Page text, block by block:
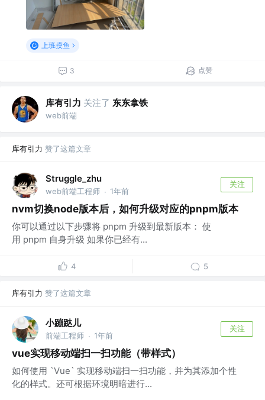
上班摸鱼
3 点赞
库有引力 关注了 东东拿铁
web前端
库有引力 赞了这篇文章
Struggle_zhu
web前端工程师 · 1年前
关注
nvm切换node版本后，如何升级对应的pnpm版本
你可以通过以下步骤将 pnpm 升级到最新版本： 使
用 pnpm 自身升级 如果你已经有...
4 5
库有引力 赞了这篇文章
小蹦跶儿
前端工程师 · 1年前
关注
vue实现移动端扫一扫功能（带样式）
如何使用 `Vue` 实现移动端扫一扫功能，并为其添加个性
化的样式。还可根据环境明暗进行...